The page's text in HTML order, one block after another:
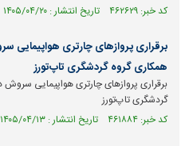
کد خبر: ۴۶۲۶۲۹ تاریخ انتشار : ۱۴۰۵/۰۴/۲۰
برقراری پرواز‌های چارتری هواپیمایی
همکاری گروه گردشگری تاپ‌تورز
برقراری پرواز‌های چارتری هواپیمایی
گردشگری تاپ‌تورز
کد خبر: ۴۶۱۸۸۴ تاریخ انتشار : ۱۴۰۵/۰۴/۱۳